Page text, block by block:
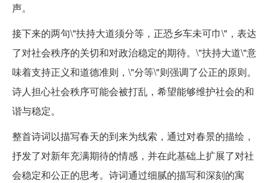
声。
接下来的两句\"扶持大道须分等，正恐乡车未可巾\"，表达
了对社会秩序的关切和对政治稳定的期待。\"扶持大道\"意
味着支持正义和道德准则，\"分等\"则强调了公正的原则。
诗人担心社会秩序可能会被打乱，希望能够维护社会的和
谐与稳定。
整首诗词以描写春天的到来为线索，通过对春景的描绘，
抒发了对新年充满期待的情感，并在此基础上扩展了对社
会稳定和公正的思考。诗词通过细腻的描写和深刻的寓